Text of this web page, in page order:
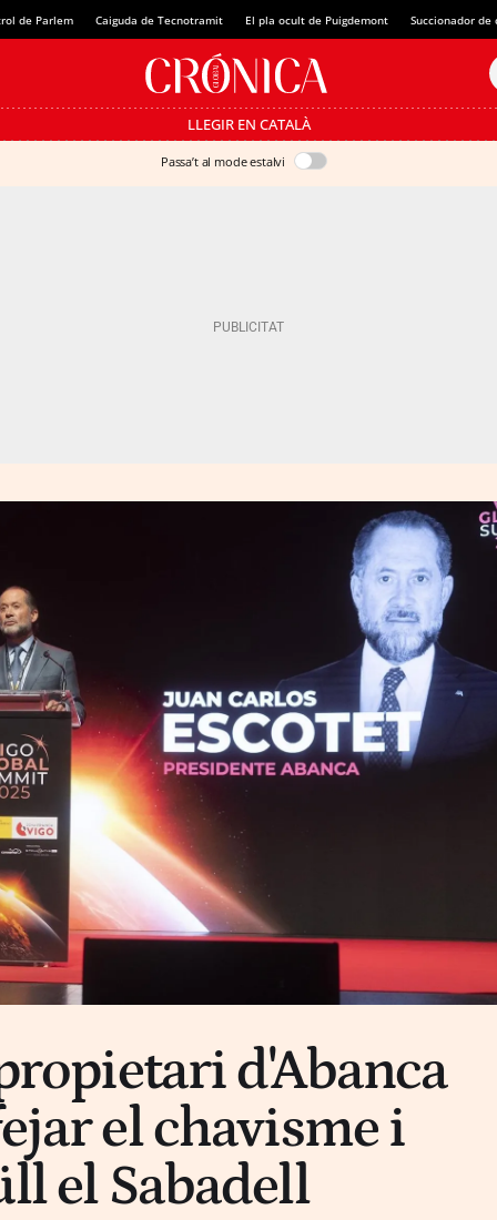
de Parlem Caiguda de Tecnotramit El pla ocult de Puigdemont Succionador de
LLEGIR EN CATALÀ
Passa’t al mode estalvi
d'Abanca
el chavisme i
el Sabadell